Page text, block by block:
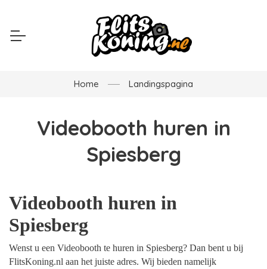
Home Landingspagina
Videobooth huren in
Spiesberg
Videobooth huren in
Spiesberg
Wenst u een Videobooth te huren in Spiesberg? Dan bent u bij
FlitsKoning.nl aan het juiste adres. Wij bieden namelijk